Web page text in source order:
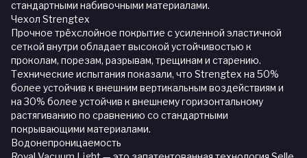
стандартными набивочными материалами.
Чехол Strengtex
Прочное трёхслойное покрытие с усиленной эластичной
сеткой внутри обладает высокой устойчивостью к
проколам, порезам, разрывам, трещинам и старению.
Технические испытания показали, что Strengtex на 50%
более устойчив к внешним вертикальным воздействиям и
на 30% более устойчив к внешнему горизонтальному
растягиванию по сравнению со стандартными
покрывающими материалами.
Водонепроницаемость